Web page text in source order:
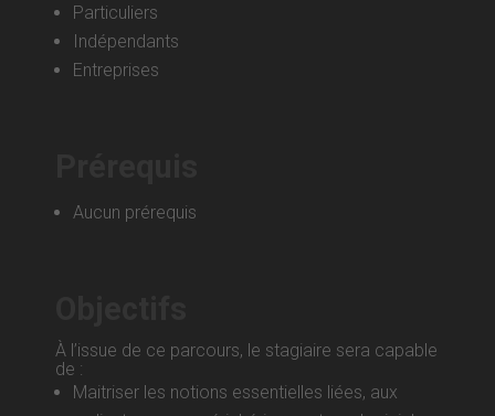
Particuliers
Indépendants
Entreprises
Aucun prérequis
À l’issue de ce parcours, le stagiaire sera capable
de :
Maitriser les notions essentielles liées, aux